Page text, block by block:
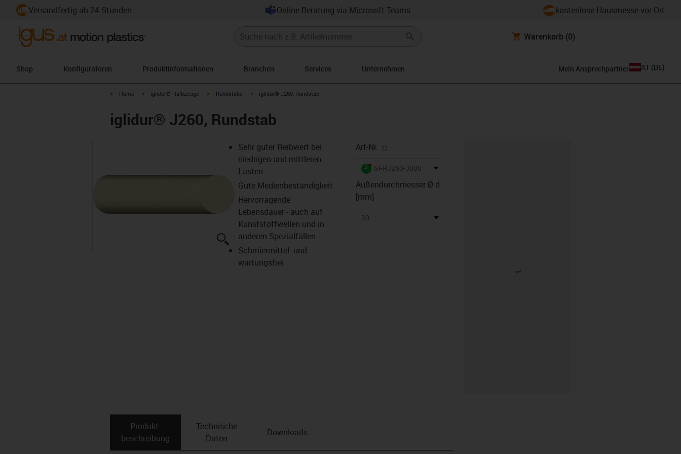
Versandfertig ab 24 Stunden Online Beratung via Microsoft Teams kostenlose Hausmesse vor Ort
Warenkorb (0)
Shop Konfiguratoren Produktinformationen Branchen Services Unternehmen Mein Ansprechpartner AT (DE)
igus-icon-arrow-right
Home igus-icon-arrow-right
iglidur® Halbzeuge igus-icon-arrow-right
Rundstäbe igus-icon-arrow-right
iglidur® J260, Rundstab
iglidur® J260, Rundstab
igus-icon-lupe
Sehr guter Reibwert bei
niedrigen und mittleren
Lasten
Gute Medienbeständigkeit
Hervorragende
Lebensdauer - auch auf
Kunststoffwellen und in
anderen Spezialfällen
Schmiermittel- und
wartungsfrei
Art-Nr.
igus-icon-lieferzeit-dot
SFRJ260-3000
Außendurchmesser Ø d
[mm]
30
Produkt­
beschreibung
Technische
Daten
Downloads